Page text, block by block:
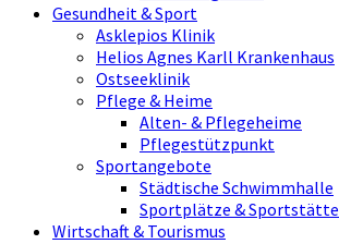
Gesundheit & Sport
Asklepios Klinik
Helios Agnes Karll Krankenhaus
Ostseeklinik
Pflege & Heime
Alten- & Pflegeheime
Pflegestützpunkt
Sportangebote
Städtische Schwimmhalle
Sportplätze &
Wirtschaft & Tourismus